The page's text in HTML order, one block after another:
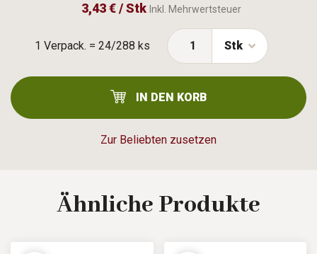
1 Verpack. = 24/288 ks
Zur Beliebten zusetzen
3,43 € / Stk Inkl. Mehrwertsteuer
Stk
IN DEN KORB
Ähnliche Produkte